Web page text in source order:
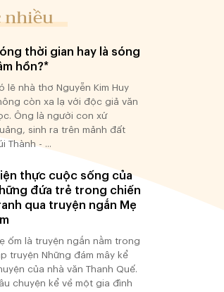
nhiều
thời gian hay là sóng
hồn?*
lẽ nhà thơ Nguyễn Kim Huy
còn xa lạ với độc giả văn
Ông là người con xứ
sinh ra trên mảnh đất
Thành - ...
thực cuộc sống của
đứa trẻ trong chiến
qua truyện ngắn Mẹ
ốm là truyện ngắn nằm trong
truyện Những đám mây kể
của nhà văn Thanh Quế.
chuyện kể về một gia đình